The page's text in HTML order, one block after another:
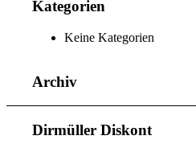
Kategorien
Keine Kategorien
Archiv
Dirmüller Diskont